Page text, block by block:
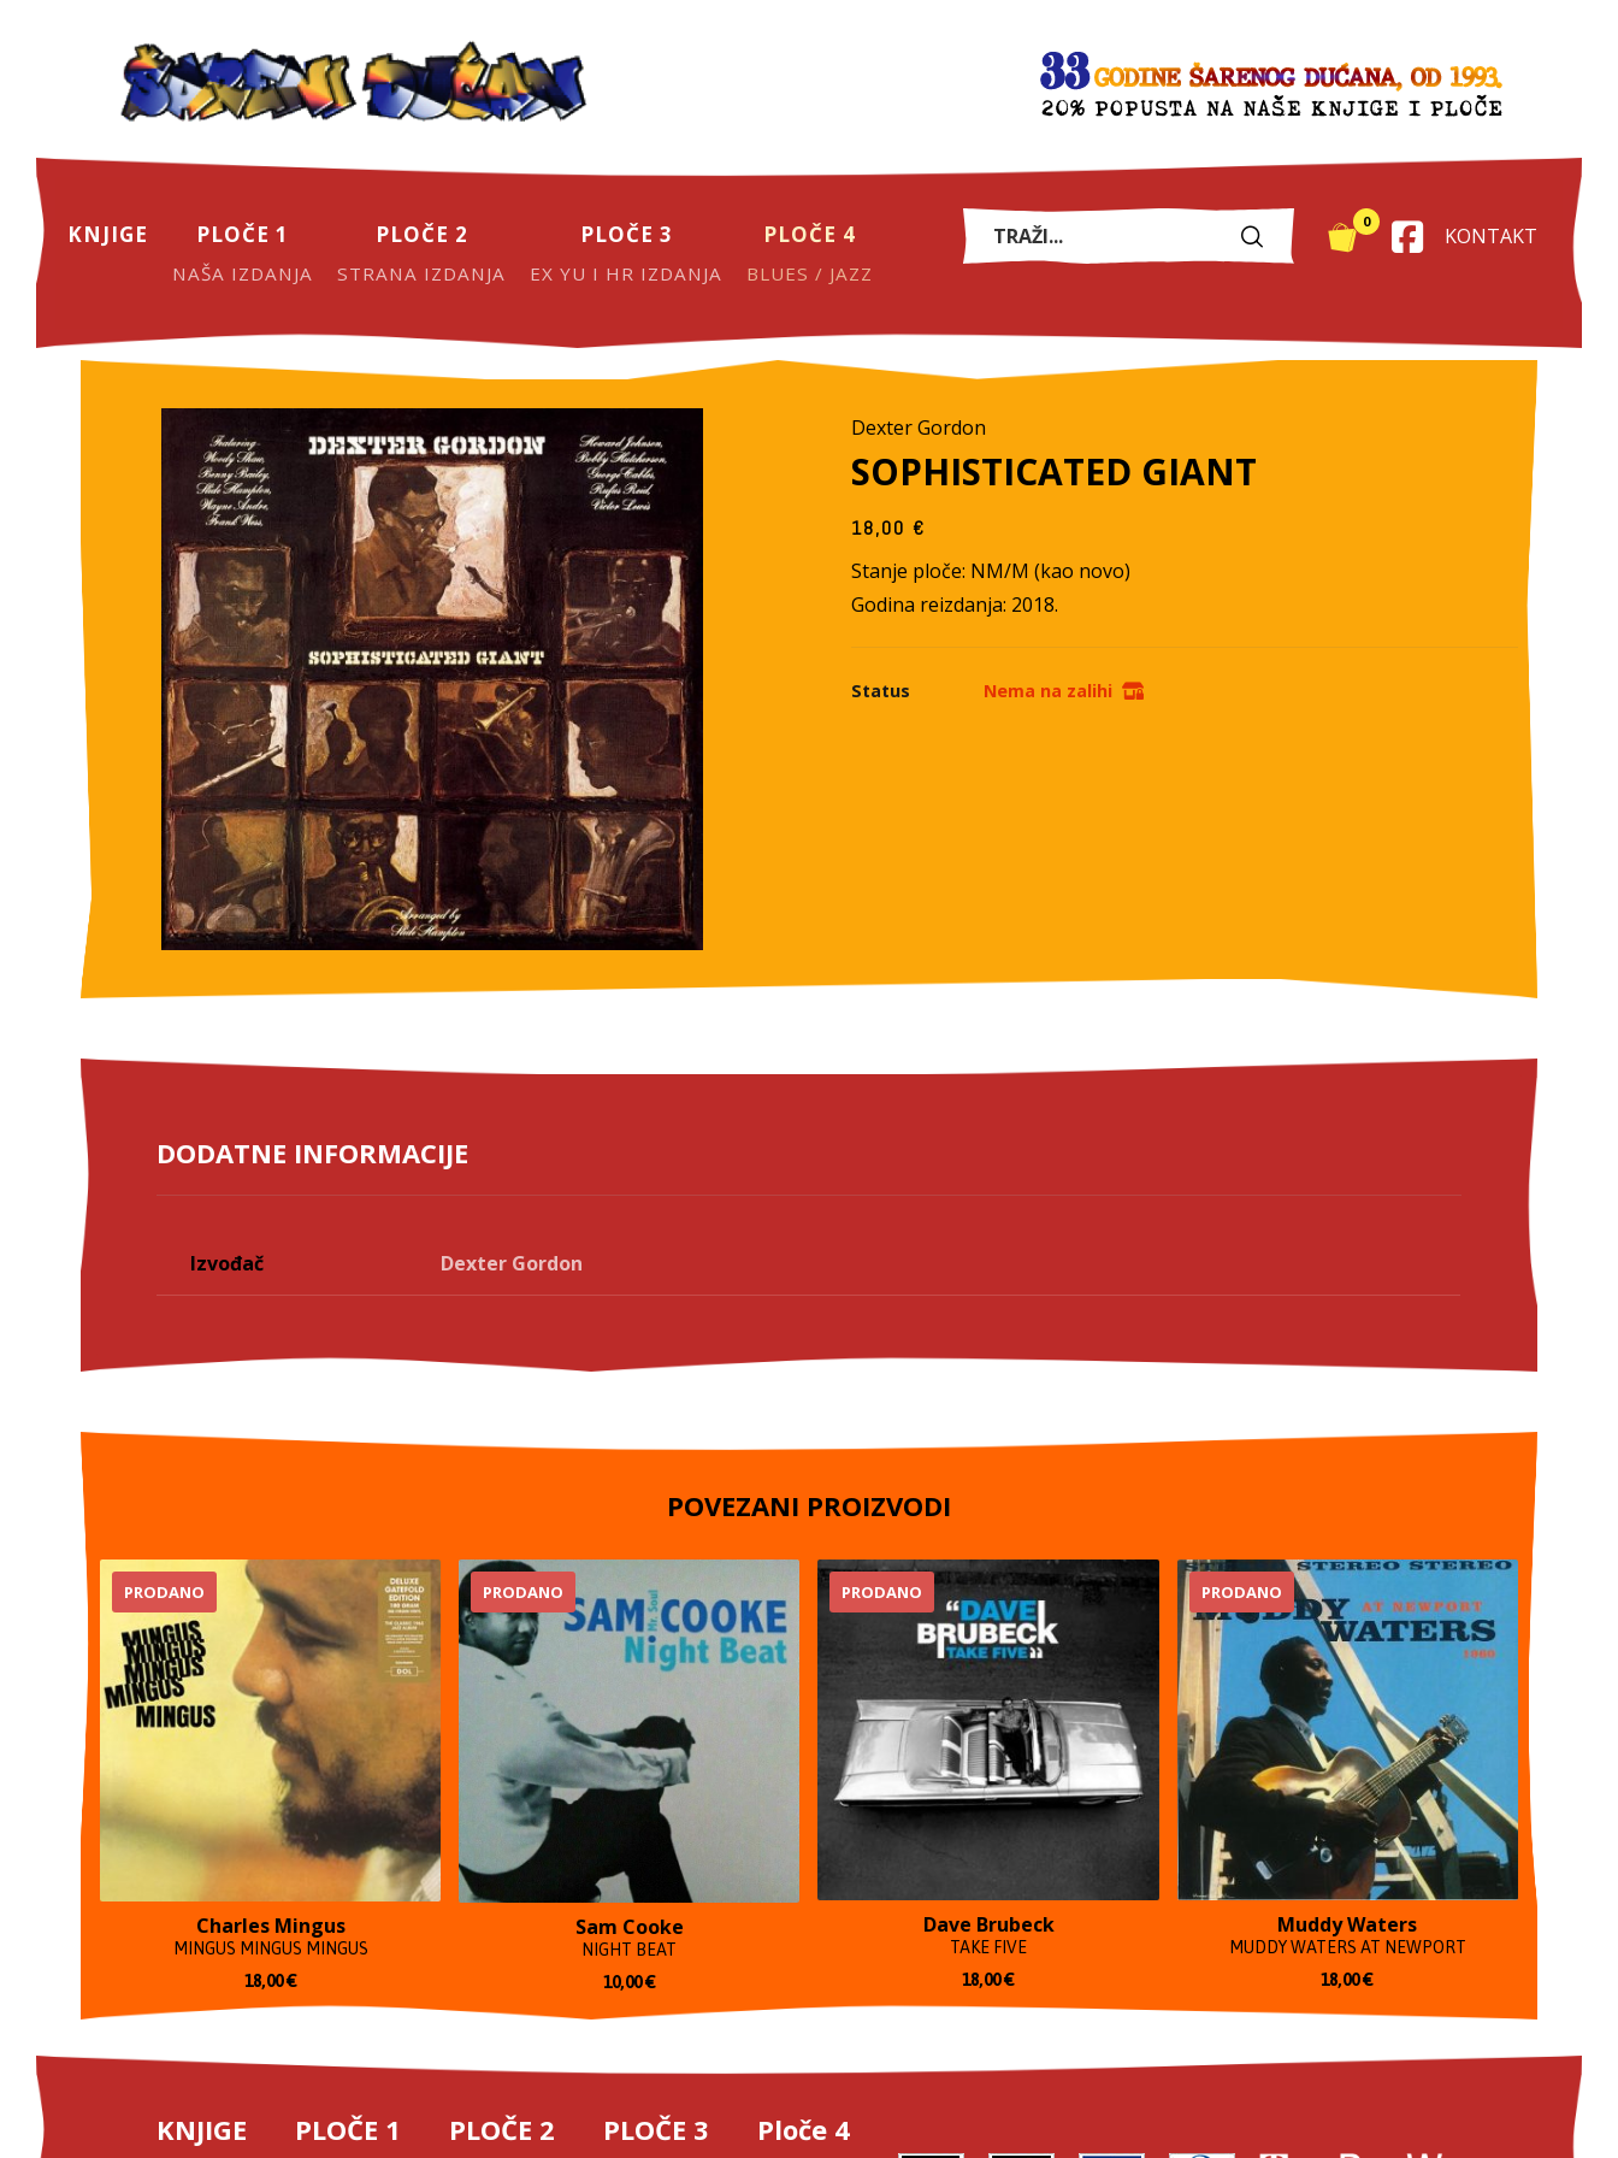
KNJIGE PLOČE 1
NAŠA IZDANJA
PLOČE 2
STRANA IZDANJA
PLOČE 3
EX YU I HR IZDANJA
PLOČE 4
BLUES / JAZZ
KONTAKT
0
Dexter Gordon
SOPHISTICATED GIANT
18,00€
Stanje ploče: NM/M (kao novo)
Godina reizdanja: 2018.
Status Nema na zalihi
DODATNE INFORMACIJE
Izvođač Dexter Gordon
POVEZANI PROIZVODI
PRODANO
Charles Mingus
MINGUS MINGUS MINGUS
18,00€
PRODANO
Sam Cooke
NIGHT BEAT
10,00€
PRODANO
Dave Brubeck
TAKE FIVE
18,00€
PRODANO
Muddy Waters
MUDDY WATERS AT NEWPORT
18,00€
KNJIGE PLOČE 1 PLOČE 2 PLOČE 3 Ploče 4